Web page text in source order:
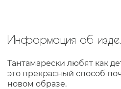
Информация об
Тантамарески любят как
это прекрасный способ
новом образе.